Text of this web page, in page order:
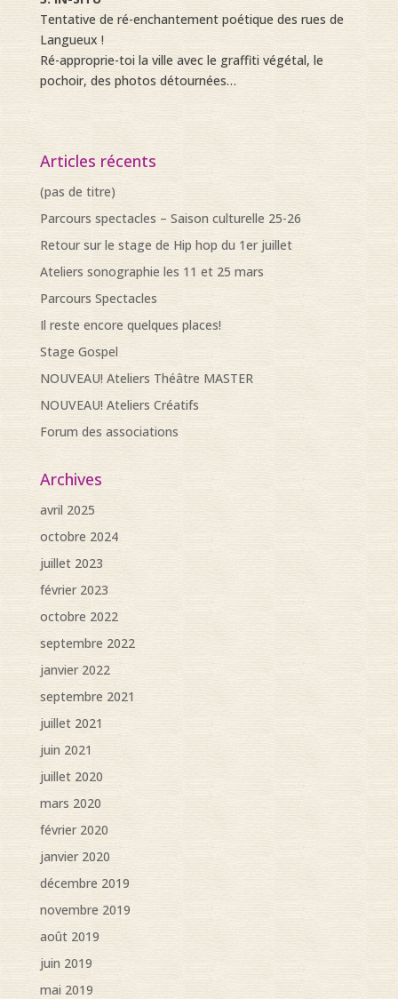
Tentative de ré-enchantement poétique des rues de
Langueux !
Ré-approprie-toi la ville avec le graffiti végétal, le
pochoir, des photos détournées…
Articles récents
(pas de titre)
Parcours spectacles – Saison culturelle 25-26
Retour sur le stage de Hip hop du 1er juillet
Ateliers sonographie les 11 et 25 mars
Parcours Spectacles
Il reste encore quelques places!
Stage Gospel
NOUVEAU! Ateliers Théâtre MASTER
NOUVEAU! Ateliers Créatifs
Forum des associations
Archives
avril 2025
octobre 2024
juillet 2023
février 2023
octobre 2022
septembre 2022
janvier 2022
septembre 2021
juillet 2021
juin 2021
juillet 2020
mars 2020
février 2020
janvier 2020
décembre 2019
novembre 2019
août 2019
juin 2019
mai 2019